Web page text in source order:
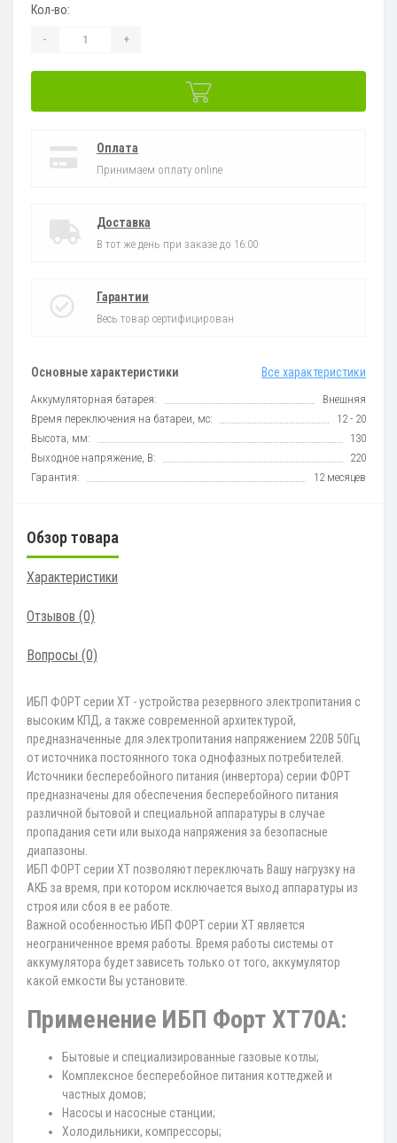
Основные характеристики Все характеристики
Аккумуляторная батарея:
Внешняя
Время переключения на батареи, мс:
12 - 20
Высота, мм:
130
Выходное напряжение, В:
220
Гарантия:
12 месяцев
Кол-во:
- +
Оплата
Принимаем оплату online
Доставка
В тот же день при заказе до 16:00
Гарантии
Весь товар сертифицирован
Обзор товара
Характеристики
Отзывов (0)
Вопросы (0)
ИБП ФОРТ серии XT - устройства резервного электропитания с
высоким КПД, а также современной архитектурой,
предназначенные для электропитания напряжением 220В 50Гц
от источника постоянного тока однофазных потребителей.
Источники бесперебойного питания (инвертора) серии ФОРТ
предназначены для обеспечения бесперебойного питания
различной бытовой и специальной аппаратуры в случае
пропадания сети или выхода напряжения за безопасные
диапазоны.
ИБП ФОРТ серии XT позволяют переключать Вашу нагрузку на
АКБ за время, при котором исключается выход аппаратуры из
строя или сбоя в ее работе.
Важной особенностью ИБП ФОРТ серии XT является
неограниченное время работы. Время работы системы от
аккумулятора будет зависеть только от того, аккумулятор
какой емкости Вы установите.
Применение ИБП Форт XT70A:
Бытовые и специализированные газовые котлы;
Комплексное бесперебойное питания коттеджей и
частных домов;
Насосы и насосные станции;
Холодильники, компрессоры;